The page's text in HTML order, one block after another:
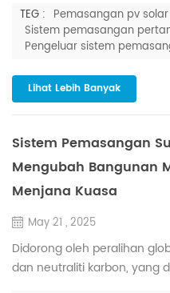
Berhadapan dengan dua
tenaga tradisional dan
ketat, tenaga suria —
habisnya — muncul dengan
utama kepada cabaran...
TEG : Pemasangan pv solar
Sistem pemasangan
Pengeluar sistem
Lihat Lebih Banyak
Sistem Pemasangan
Mengubah Bangunan
Menjana Kuasa
May 21 , 2025
Didorong oleh peralihan
dan neutraliti karbon, yang